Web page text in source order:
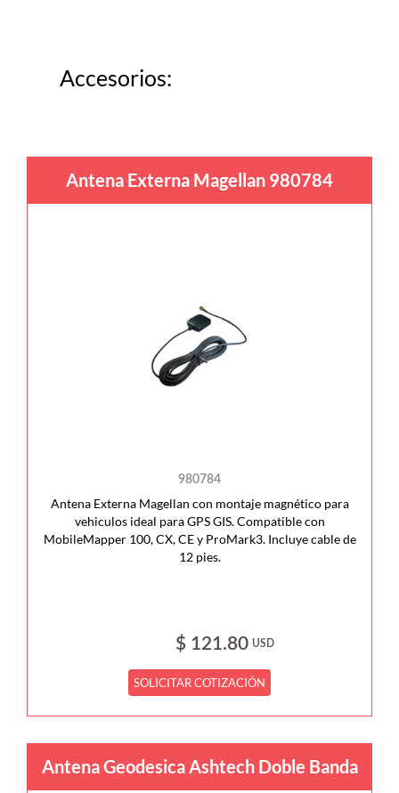
Accesorios:
Antena Externa Magellan 980784
980784
Antena Externa Magellan con montaje magnético para
vehiculos ideal para GPS GIS. Compatible con
MobileMapper 100, CX, CE y ProMark3. Incluye cable de
12 pies.
$ 121.80 USD
SOLICITAR COTIZACIÓN
Antena Geodesica Ashtech Doble Banda